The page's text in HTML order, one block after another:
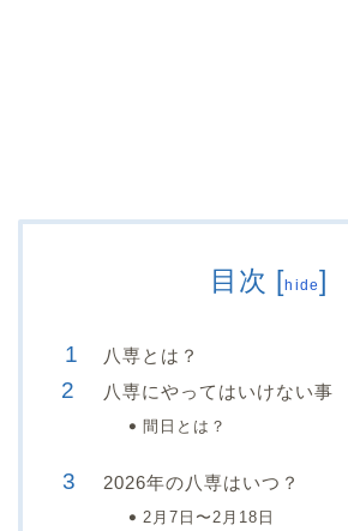
目次 [hide]
八専とは？
八専にやってはいけない事
間日とは？
2026年の八専はいつ？
2月7日〜2月18日